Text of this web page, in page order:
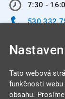
7:30 -
530 332
Tato webová
funkčnosti
obsahu.